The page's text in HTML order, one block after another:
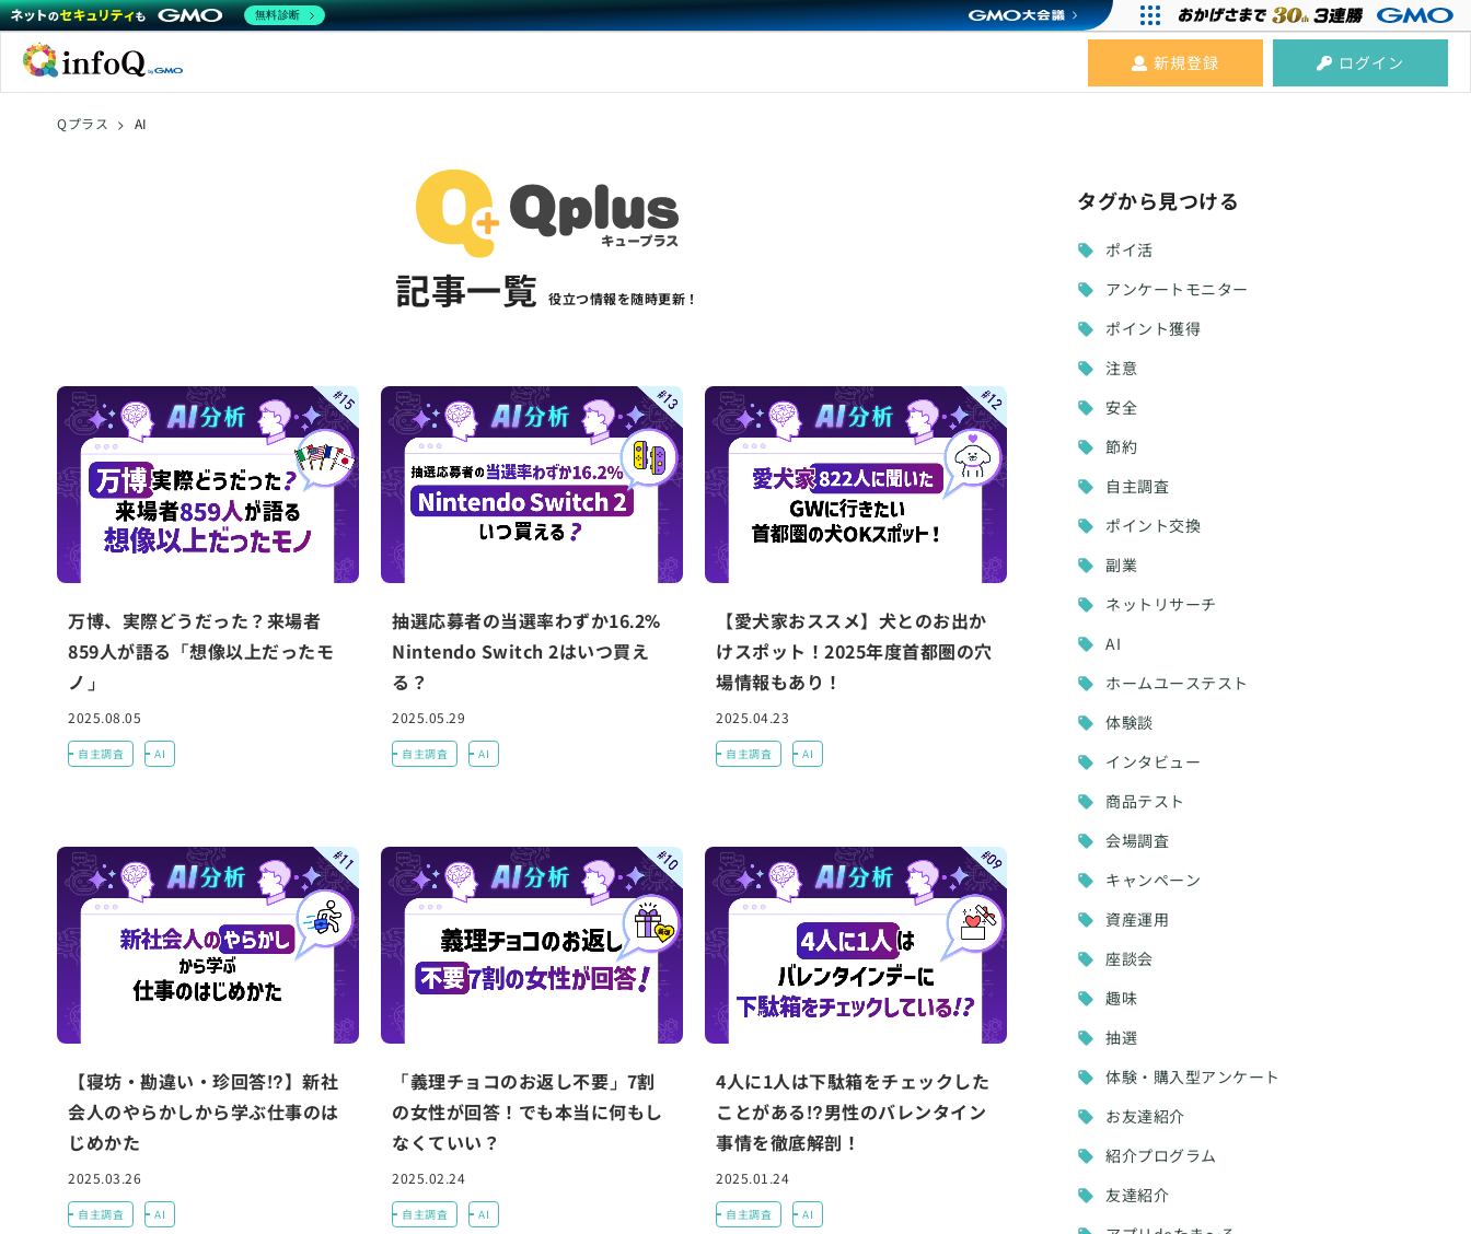
新規登録 ログイン
Qプラス > AI
記事一覧 役立つ情報を随時更新！
万博、実際どうだった？来場者
859人が語る「想像以上だったモ
ノ」
2025.08.05
自主調査 AI
抽選応募者の当選率わずか16.2%
Nintendo Switch 2はいつ買え
る？
2025.05.29
自主調査 AI
【愛犬家おススメ】犬とのお出か
けスポット！2025年度首都圏の穴
場情報もあり！
2025.04.23
自主調査 AI
【寝坊・勘違い・珍回答!?】新社
会人のやらかしから学ぶ仕事のは
じめかた
2025.03.26
自主調査 AI
「義理チョコのお返し不要」7割
の女性が回答！でも本当に何もし
なくていい？
2025.02.24
自主調査 AI
4人に1人は下駄箱をチェックした
ことがある!?男性のバレンタイン
事情を徹底解剖！
2025.01.24
自主調査 AI
タグから見つける
ポイ活
アンケートモニター
ポイント獲得
注意
安全
節約
自主調査
ポイント交換
副業
ネットリサーチ
AI
ホームユーステスト
体験談
インタビュー
商品テスト
会場調査
キャンペーン
資産運用
座談会
趣味
抽選
体験・購入型アンケート
お友達紹介
紹介プログラム
友達紹介
無料診断